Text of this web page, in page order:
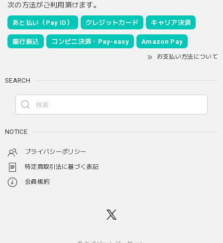
次の方法がご利用頂けます。
あと払い（Pay ID） クレジットカード キャリア決済
銀行振込 コンビニ決済・Pay-easy Amazon Pay
お支払い方法について
SEARCH
NOTICE
プライバシーポリシー
特定商取引法に基づく表記
会員規約